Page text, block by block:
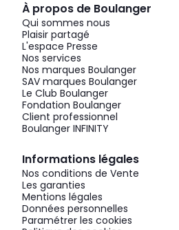
À propos de Boulanger
Qui sommes nous
Plaisir partagé
L'espace Presse
Nos services
Nos marques Boulanger
SAV marques Boulanger
Le Club Boulanger
Fondation Boulanger
Client professionnel
Boulanger INFINITY
Informations légales
Nos conditions de Vente
Les garanties
Mentions légales
Données personnelles
Paramétrer les cookies